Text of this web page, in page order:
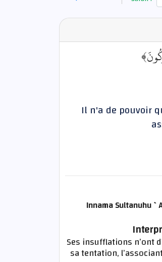
Il n'a de pouvoir
Innama Sultanuhu
Ses insufflations n’ont
sa tentation,